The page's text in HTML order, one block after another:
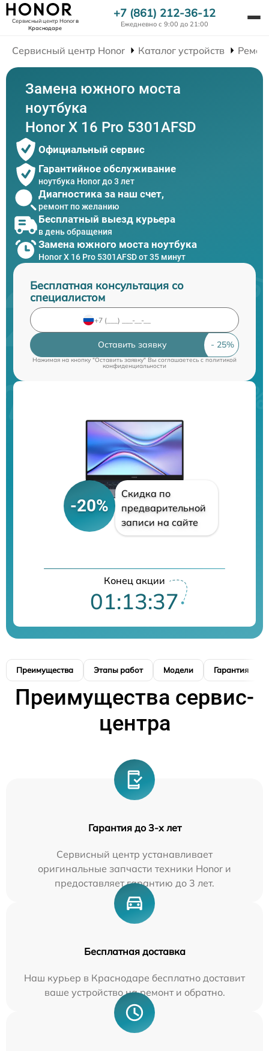
Сервисный центр Honorв
Краснодаре
+7 (861) 212-36-12
Ежедневно с 9:00 до 21:00
Сервисный центр Honor Каталог устройств
Замена южного моста
ноутбука
Honor X 16 Pro 5301AFSD
Официальный сервис
Гарантийное обслуживание
ноутбука Honor до 3 лет
Диагностика за наш счет,
ремонт по желанию
Бесплатный выезд курьера
в день обращения
Замена южного моста ноутбука
Honor X 16 Pro 5301AFSD от 35 минут
Бесплатная консультация со
специалистом
Оставить заявку
Нажимая на кнопку "Оставить заявку" Вы соглашаетесь cполитикой
конфиденциальности
-20%
Скидка по
предварительной
записи на сайте
Конец акции
01:13:36
Преимущества Этапы работ Модели Гарантия
Преимущества сервис-
центра
Гарантия до 3-х лет
Сервисный центр устанавливает
оригинальные запчасти техники Honor и
предоставляет гарантию до 3 лет.
Бесплатная доставка
Наш курьер в Краснодаре бесплатно доставит
ваше устройство на ремонт и обратно.